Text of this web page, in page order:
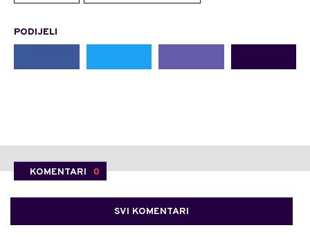
PODIJELI
KOMENTARI 0
SVI KOMENTARI